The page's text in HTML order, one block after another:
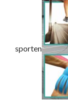
sporten